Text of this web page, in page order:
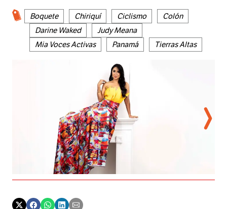
Boquete Chiriquí Ciclismo
Colón
Darine Waked
Judy Meana
Mia Voces Activas
Panamá Tierras Altas